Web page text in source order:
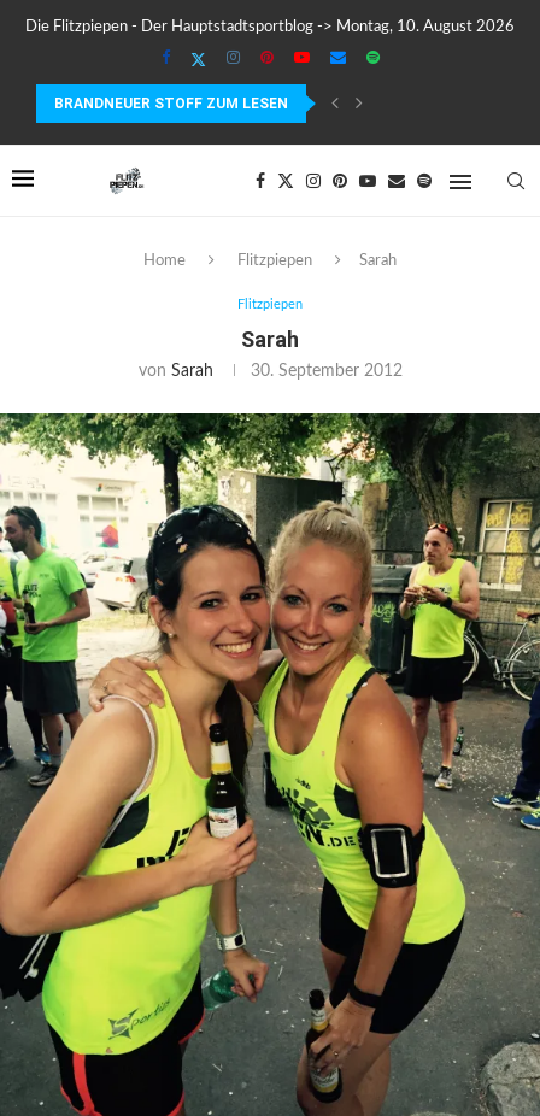
Die Flitzpiepen - Der Hauptstadtsportblog -> Montag, 10. August 2026
BRANDNEUER STOFF ZUM LESEN
COROS PACE 4 IM TEST – LEICHT, SCHNELL...
MEIN ERSTER MARATHON: 42,195 KILOMETER PURE VERRÜCKTHEIT,
Home Flitzpiepen Sarah
Flitzpiepen
Sarah
von Sarah 30. September 2012